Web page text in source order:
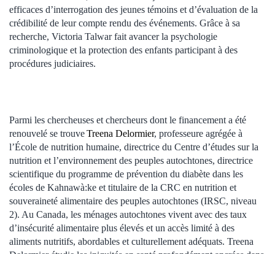
efficaces d’interrogation des jeunes témoins et d’évaluation de la
crédibilité de leur compte rendu des événements. Grâce à sa
recherche, Victoria Talwar fait avancer la psychologie
criminologique et la protection des enfants participant à des
procédures judiciaires.
Parmi les chercheuses et chercheurs dont le financement a été
renouvelé se trouveTreena Delormier, professeure agrégée à
l’École de nutrition humaine, directrice du Centre d’études sur la
nutrition et l’environnement des peuples autochtones, directrice
scientifique du programme de prévention du diabète dans les
écoles de Kahnawà:ke et titulaire de la CRC en nutrition et
souveraineté alimentaire des peuples autochtones (IRSC, niveau
2). Au Canada, les ménages autochtones vivent avec des taux
d’insécurité alimentaire plus élevés et un accès limité à des
aliments nutritifs, abordables et culturellement adéquats. Treena